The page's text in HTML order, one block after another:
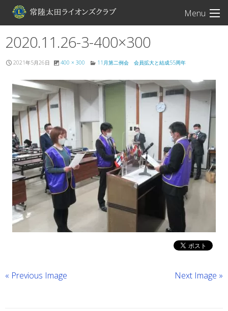
Menu
常陸太田ライオン
2020.11.26-3-400×300
2021年5月26日 400 × 300 11月第二例会 会員拡大と結成55周年
« Previous Image Next Image »